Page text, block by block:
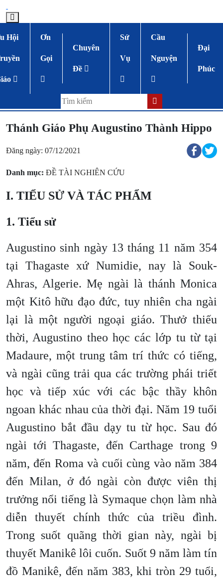
Hội Ơn
Gọi
Chuyên
Đề
Sứ
Vụ
Cầu
Nguyện
Đại
Phúc
Thánh Giáo Phụ Augustino Thành Hippo
Đăng ngày: 07/12/2021
Danh mục: ĐỀ TÀI NGHIÊN CỨU
I. TIỂU SỬ VÀ TÁC PHẨM
1. Tiểu sử
Augustino sinh ngày 13 tháng 11 năm 354
tại Thagaste xứ Numidie, nay là Souk-
Ahras, Algerie. Mẹ ngài là thánh Monica
một Kitô hữu đạo đức, tuy nhiên cha ngài
lại là một người ngoại giáo. Thưở thiếu
thời, Augustino theo học các lớp tu từ tại
Madaure, một trung tâm trí thức có tiếng,
và ngài cũng trải qua các trường phái triết
học và tiếp xúc với các bậc thầy khôn
ngoan khác nhau của thời đại. Năm 19 tuổi
Augustino bắt đầu dạy tu từ học. Sau đó
ngài tới Thagaste, đến Carthage trong 9
năm, đến Roma và cuối cùng vào năm 384
đến Milan, ở đó ngài còn được viên thị
trưởng nổi tiếng là Symaque chọn làm nhà
diễn thuyết chính thức của triều đình.
Trong suốt quãng thời gian này, ngài bị
thuyết Manikê lôi cuốn. Suốt 9 năm làm tín
đồ Manikê, đến năm 383, khi tròn 29 tuổi,